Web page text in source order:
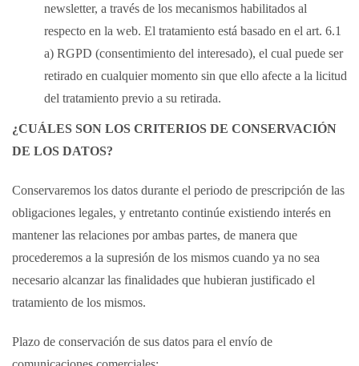
newsletter, a través de los mecanismos habilitados al
respecto en la web. El tratamiento está basado en el art. 6.1
a) RGPD (consentimiento del interesado), el cual puede ser
retirado en cualquier momento sin que ello afecte a la licitud
del tratamiento previo a su retirada.
¿CUÁLES SON LOS CRITERIOS DE CONSERVACIÓN
DE LOS DATOS?
Conservaremos los datos durante el periodo de prescripción de las
obligaciones legales, y entretanto continúe existiendo interés en
mantener las relaciones por ambas partes, de manera que
procederemos a la supresión de los mismos cuando ya no sea
necesario alcanzar las finalidades que hubieran justificado el
tratamiento de los mismos.
Plazo de conservación de sus datos para el envío de